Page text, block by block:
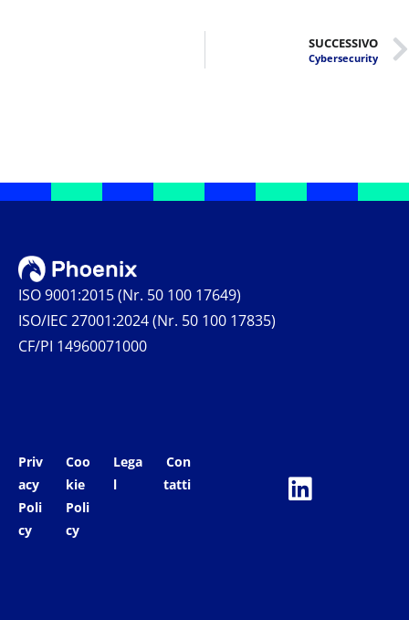
SUCCESSIVO
Cybersecurity
ISO 9001:2015 (Nr. 50 100 17649)
ISO/IEC 27001:2024 (Nr. 50 100 17835)
CF/PI 14960071000
Priv
acy
Poli
cy
Coo
kie
Poli
cy
Lega
l
Con
tatti